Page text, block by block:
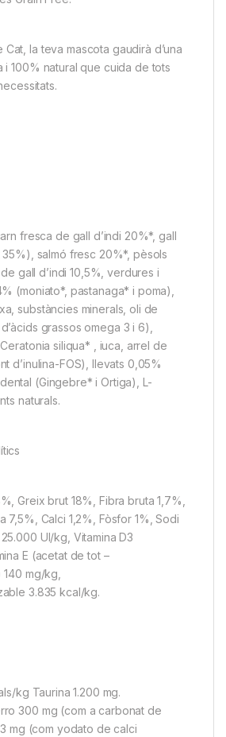
Cat, la teva mascota gaudirà d’una
i 100% natural que cuida de tots
fresca de gall d’indi 20%*, gall
35%), salmó fresc 20%*, pèsols
gall d’indi 10,5%, verdures i
(moniato*, pastanaga* i poma),
substàncies minerals, oli de
grassos omega 3 i 6),
siliqua* , iuca, arrel de
d’inulina-FOS), llevats 0,05%
(Gingebre* i Ortiga), L-
naturals.
Greix brut 18%, Fibra bruta 1,7%,
7,5%, Calci 1,2%, Fòsfor 1%, Sodi
UI/kg, Vitamina D3
E (acetat de tot –
mg/kg,
3.835 kcal/kg.
kg Taurina 1.200 mg.
300 mg (com a carbonat de
mg (com yodato de calci